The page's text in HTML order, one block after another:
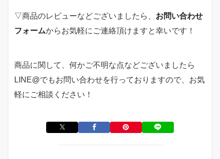
▽商品のレビューなどございましたら、 お問い合わせ
フォームからお気軽にご連絡頂けますと幸いです！
商品に関して、何かご不明な点などございましたら
LINE@でもお問い合わせを行っておりますので、お気
軽にご相談ください！